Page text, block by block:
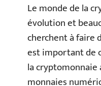
Le monde de la
évolution et
cherchent à faire
est important de
la cryptomonnaie
monnaies